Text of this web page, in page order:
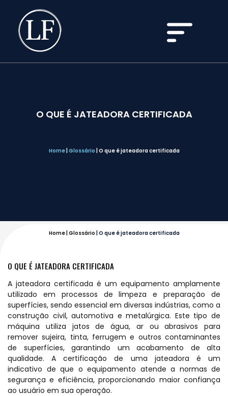
O QUE É JATEADORA CERTIFICADA
Home| Glossário O que é jateadora certificada
Home| Glossário O que é jateadora certificada
O QUE É JATEADORA CERTIFICADA
A jateadora certificada é um equipamento amplamente
utilizado em processos de limpeza e preparação de
superfícies, sendo essencial em diversas indústrias, como a
construção civil, automotiva e metalúrgica. Este tipo de
máquina utiliza jatos de água, ar ou abrasivos para
remover sujeira, tinta, ferrugem e outros contaminantes
de superfícies, garantindo um acabamento de alta
qualidade. A certificação de uma jateadora é um
indicativo de que o equipamento atende a normas de
segurança e eficiência, proporcionando maior confiança
ao usuário em sua operação.